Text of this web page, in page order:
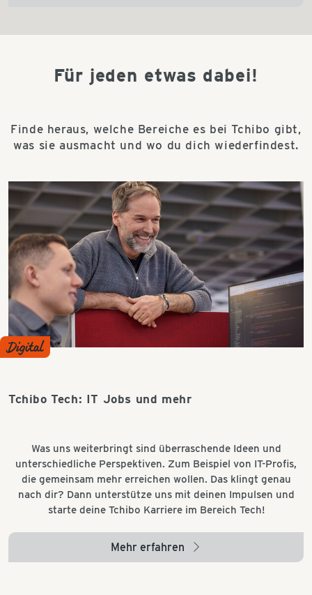
Für jeden etwas dabei!
Finde heraus, welche Bereiche es bei Tchibo gibt,
was sie ausmacht und wo du dich wiederfindest.
Digital
Tchibo Tech: IT Jobs und mehr
Was uns weiterbringt sind überraschende Ideen und
unterschiedliche Perspektiven. Zum Beispiel von IT-Profis,
die gemeinsam mehr erreichen wollen. Das klingt genau
nach dir? Dann unterstütze uns mit deinen Impulsen und
starte deine Tchibo Karriere im Bereich Tech!
Mehr erfahren arrow_right